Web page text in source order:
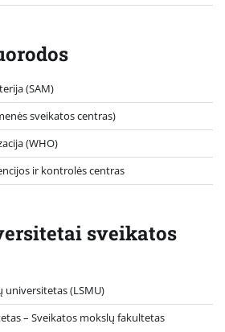
(SAM)
sveikatos centras)
(WHO)
ir kontrolės centras
sveikatos
universitetas (LSMU)
– Sveikatos mokslų fakultetas